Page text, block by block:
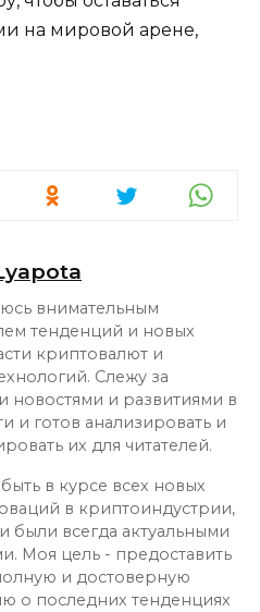
на мировой арене,
внимательным
тенденций и новых
криптовалют и
Слежу за
новостями и развитиями в
и готов анализировать и
их для читателей.
в курсе всех новых
в криптоиндустрии,
были всегда актуальными
Моя цель - предоставить
и достоверную
о последних тенденциях